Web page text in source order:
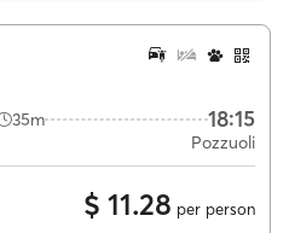
35m 18:15
Pozzuoli
$ 11.28 per person